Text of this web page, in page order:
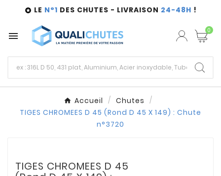
 LE N°1 DES CHUTES - LIVRAISON 24-48H !
 0
Accueil
Chutes
TIGES CHROMEES D 45 (Rond D 45 X 149) : Chute
n°3720
TIGES CHROMEES D 45